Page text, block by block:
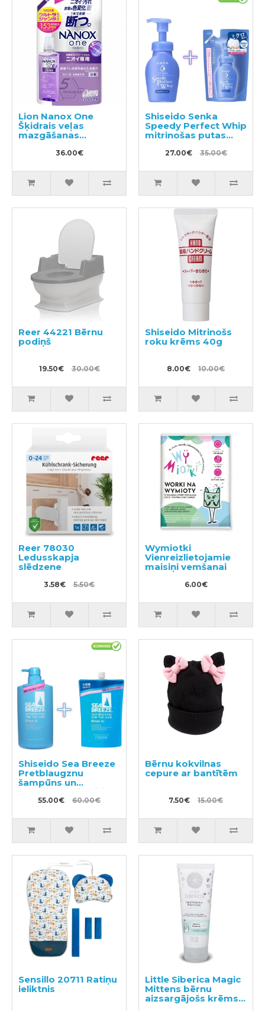
Lion Nanox One
Šķidrais veļas
mazgāšanas
līdzeklis, pildviela
36.00€
Shiseido Senka
Speedy Perfect Whip
mitrinošas putas
sejas mazgāšanai ar
hialuronskābi 150ml
27.00€ 35.00€
Reer 44221 Bērnu
podiņš
19.50€ 30.00€
Shiseido Mitrinošs
roku krēms 40g
8.00€ 10.00€
Reer 78030
Ledusskapja
slēdzene
3.58€ 5.50€
Wymiotki
Vienreizlietojamie
maisiņi vemšanai
6.00€
Shiseido Sea Breeze
Pretblaugznu
šampūns un
kondicionieris divi
vienā ar mentolu
1000ml
55.00€ 60.00€
Bērnu kokvilnas
cepure ar bantītēm
7.50€ 15.00€
Sensillo 20711 Ratiņu
ieliktnis
Little Siberica Magic
Mittens bērnu
aizsargājošs krēms